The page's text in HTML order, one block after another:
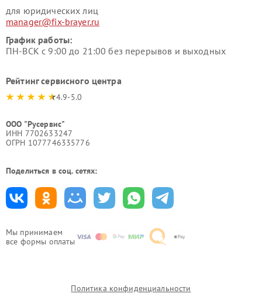
Мы принимаем
все формы оплаты
для юридических лиц
manager@fix-brayer.ru
График работы:
ПН-ВСК с 9:00 до 21:00 без перерывов и выходных
Рейтинг сервисного центра
4.9-5.0
ООО "Русервис"
ИНН 7702633247
ОГРН 1077746335776
Поделиться в соц. сетях:
Политика конфиденциальности